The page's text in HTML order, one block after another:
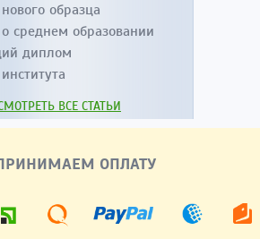
образца
среднем образовании
диплом
ВСЕ СТАТЬИ
ОПЛАТУ